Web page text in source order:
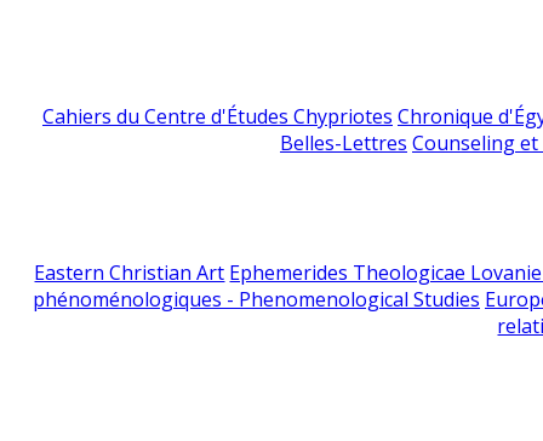
Cahiers du Centre d'Études Chypriotes Chronique
Belles-Lettres Counseling
Eastern Christian Art Ephemerides Theologicae
phénoménologiques - Phenomenological Studies